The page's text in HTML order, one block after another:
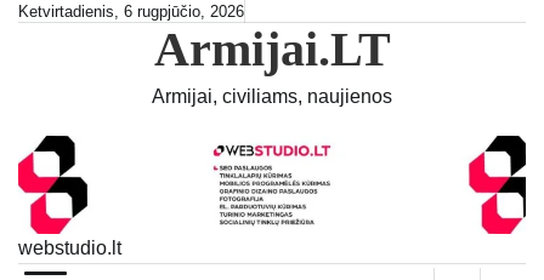
SkipKetvirtadienis, 6 rugpjūčio, 2026
Armijai.LT
Armijai, civiliams, naujienos
webstudio.lt